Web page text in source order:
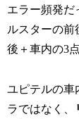
エラー頻発だ
ルスターの前
後＋車内の3
ユピテルの車
ラではなく、